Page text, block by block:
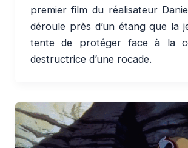
premier film du réalisateur
déroule près d’un étang que la
tente de protéger face à la
destructrice d’une rocade.